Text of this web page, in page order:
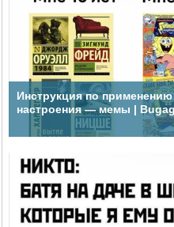
Инструкция по
настроения — мемы |